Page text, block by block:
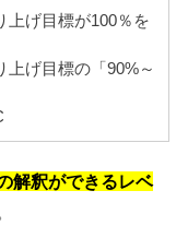
上げ目標が100％を
上げ目標の「90%～
解釈ができるレベ